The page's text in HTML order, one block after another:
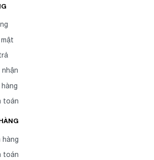
toán
hàng
toán